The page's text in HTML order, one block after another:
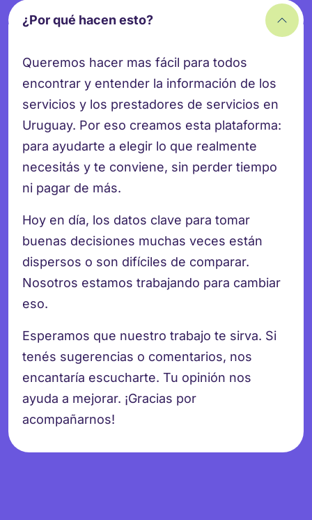
¿Por qué hacen esto?
Queremos hacer mas fácil para todos
encontrar y entender la información de los
servicios y los prestadores de servicios en
Uruguay. Por eso creamos esta plataforma:
para ayudarte a elegir lo que realmente
necesitás y te conviene, sin perder tiempo
ni pagar de más.
Hoy en día, los datos clave para tomar
buenas decisiones muchas veces están
dispersos o son difíciles de comparar.
Nosotros estamos trabajando para cambiar
eso.
Esperamos que nuestro trabajo te sirva. Si
tenés sugerencias o comentarios, nos
encantaría escucharte. Tu opinión nos
ayuda a mejorar. ¡Gracias por
acompañarnos!